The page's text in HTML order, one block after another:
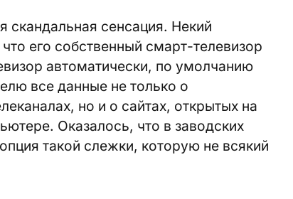
скандальная сенсация. Некий
его собственный смарт-телевизор
автоматически, по умолчанию
все данные не только о
но и о сайтах, открытых на
Оказалось, что в заводских
такой слежки, которую не всякий